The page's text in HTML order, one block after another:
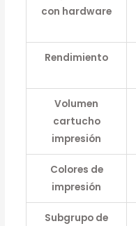
con hardware
Rendimiento
Volumen
cartucho
impresión
Colores de
impresión
Subgrupo de